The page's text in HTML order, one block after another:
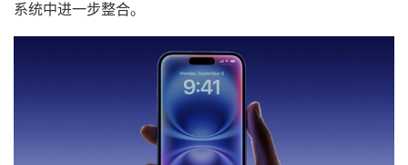
系统中进一步整合。